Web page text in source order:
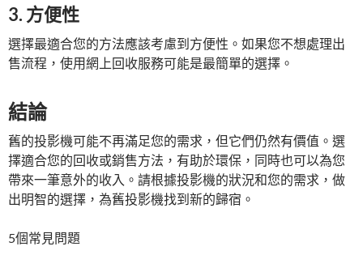
3. 方便性
選擇最適合您的方法應該考慮到方便性。如果您不想處理出
售流程，使用網上回收服務可能是最簡單的選擇。
結論
舊的投影機可能不再滿足您的需求，但它們仍然有價值。選
擇適合您的回收或銷售方法，有助於環保，同時也可以為您
帶來一筆意外的收入。請根據投影機的狀況和您的需求，做
出明智的選擇，為舊投影機找到新的歸宿。
5個常見問題